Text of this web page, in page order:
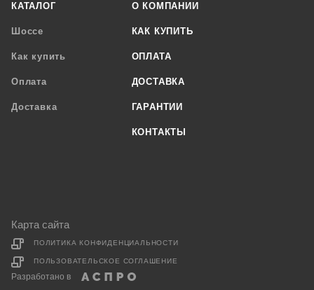
КАТАЛОГ
Шоссе
Как купить
Оплата
Доставка
О КОМПАНИИ
КАК КУПИТЬ
ОПЛАТА
ДОСТАВКА
ГАРАНТИИ
КОНТАКТЫ
Карта сайта
ПОЛИТИКА КОНФИДЕНЦИАЛЬНОСТИ
ПОЛЬЗОВАТЕЛЬСКОЕ СОГЛАШЕНИЕ
Разработано в